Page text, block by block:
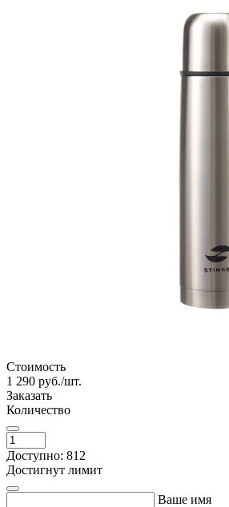
Стоимость
1 290 руб./шт.
Заказать
Количество
Доступно: 812
Достигнут лимит
Ваше имя